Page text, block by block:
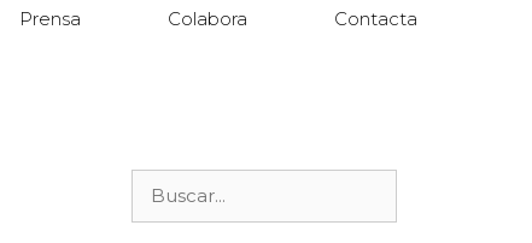
Prensa Colabora Contacta